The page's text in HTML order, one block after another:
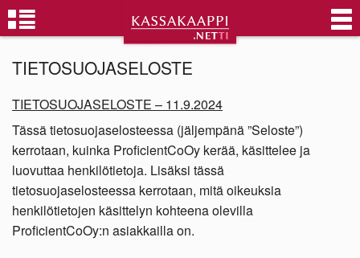
TIETOSUOJASELOSTE
TIETOSUOJASELOSTE – 11.9.2024
Tässä tietosuojaselosteessa (jäljempänä ”Seloste”)
kerrotaan, kuinka ProficientCoOy kerää, käsittelee ja
luovuttaa henkilötietoja. Lisäksi tässä
tietosuojaselosteessa kerrotaan, mitä oikeuksia
henkilötietojen käsittelyn kohteena olevilla
ProficientCoOy:n asiakkailla on.